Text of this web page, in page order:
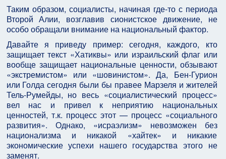
Таким образом, социалисты, начиная где-то с периода
Второй Алии, возглавив сионистское движение, не
особо обращали внимание на национальный фактор.
Давайте я приведу пример: сегодня, каждого, кто
защищает текст «Хатиквы» или израильский флаг или
вообще защищает национальные ценности, обзывают
«экстремистом» или «шовинистом». Да, Бен-Гурион
или Голда сегодня были бы правее Марзеля и жителей
Тель-Румейды, но весь «социалистический процесс»
вел нас и привел к неприятию национальных
ценностей, т.к. процесс этот — процесс «социального
развития». Однако, «исраэлизм» невозможен без
национализма и никакой «хайтек» и никакие
экономические успехи нашего государства этого не
заменят.